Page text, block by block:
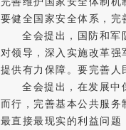
要健全国家安全体系，
全会提出，国防和军
对领导，深入实施改革
提供有力保障。要完善
全会提出，在发展中
而行，完善基本公共服
最直接最现实的利益问